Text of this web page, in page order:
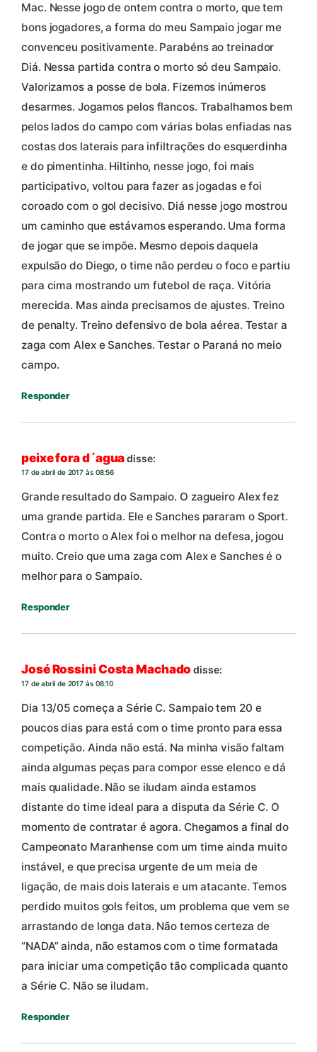
Mac. Nesse jogo de ontem contra o morto, que tem
bons jogadores, a forma do meu Sampaio jogar me
convenceu positivamente. Parabéns ao treinador
Diá. Nessa partida contra o morto só deu Sampaio.
Valorizamos a posse de bola. Fizemos inúmeros
desarmes. Jogamos pelos flancos. Trabalhamos bem
pelos lados do campo com várias bolas enfiadas nas
costas dos laterais para infiltrações do esquerdinha
e do pimentinha. Hiltinho, nesse jogo, foi mais
participativo, voltou para fazer as jogadas e foi
coroado com o gol decisivo. Diá nesse jogo mostrou
um caminho que estávamos esperando. Uma forma
de jogar que se impõe. Mesmo depois daquela
expulsão do Diego, o time não perdeu o foco e partiu
para cima mostrando um futebol de raça. Vitória
merecida. Mas ainda precisamos de ajustes. Treino
de penalty. Treino defensivo de bola aérea. Testar a
zaga com Alex e Sanches. Testar o Paraná no meio
campo.
Responder
peixe fora d´aguadisse:
17 de abril de 2017 às 08:56
Grande resultado do Sampaio. O zagueiro Alex fez
uma grande partida. Ele e Sanches pararam o Sport.
Contra o morto o Alex foi o melhor na defesa, jogou
muito. Creio que uma zaga com Alex e Sanches é o
melhor para o Sampaio.
Responder
José Rossini Costa Machado disse:
17 de abril de 2017 às 08:10
Dia 13/05 começa a Série C. Sampaio tem 20 e
poucos dias para está com o time pronto para essa
competição. Ainda não está. Na minha visão faltam
ainda algumas peças para compor esse elenco e dá
mais qualidade. Não se iludam ainda estamos
distante do time ideal para a disputa da Série C. O
momento de contratar é agora. Chegamos a final do
Campeonato Maranhense com um time ainda muito
instável, e que precisa urgente de um meia de
ligação, de mais dois laterais e um atacante. Temos
perdido muitos gols feitos, um problema que vem se
arrastando de longa data. Não temos certeza de
“NADA” ainda, não estamos com o time formatada
para iniciar uma competição tão complicada quanto
a Série C. Não se iludam.
Responder